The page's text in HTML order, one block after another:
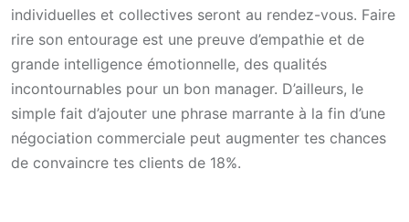
individuelles et collectives seront au rendez-vous. Faire
rire son entourage est une preuve d’empathie et de
grande intelligence émotionnelle, des qualités
incontournables pour un bon manager. D’ailleurs, le
simple fait d’ajouter une phrase marrante à la fin d’une
négociation commerciale peut augmenter tes chances
de convaincre tes clients de 18%.